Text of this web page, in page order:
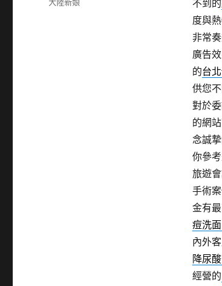
不到的
度與
非常
廣告
的台
供您
對於
的網
念誠
你參
旅遊
手術
金有
痘洗
內外
降尿
經營的